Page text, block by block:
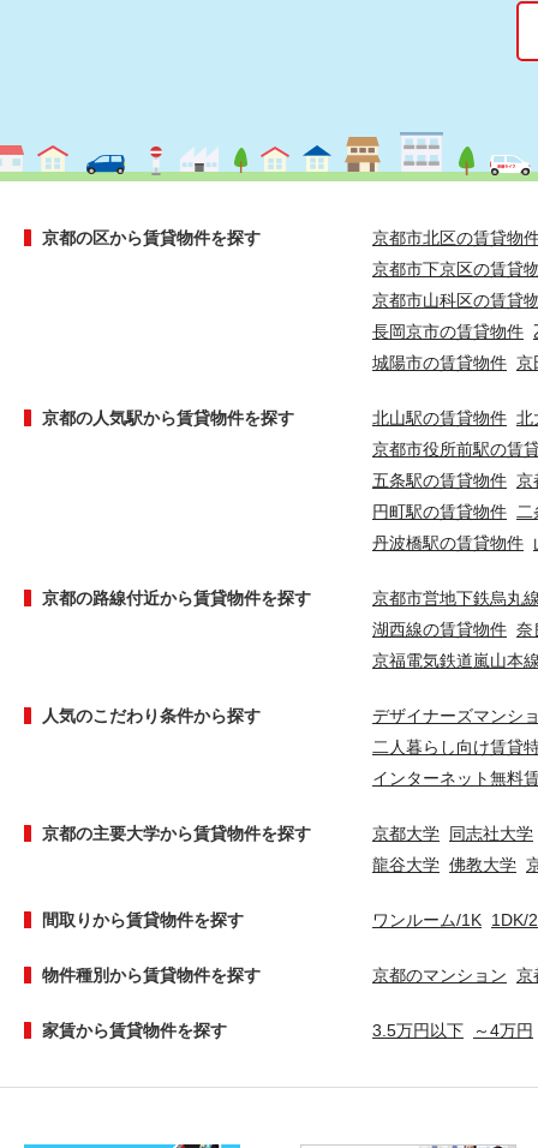
京都の区から賃貸物件を探す
京都市北区の賃貸物
京都市下京区の賃貸
京都市山科区の賃貸
長岡京市の賃貸物件
城陽市の賃貸物件 京
京都の人気駅から賃貸物件を探す 北山駅の賃貸物件 北
京都市役所前駅の賃
五条駅の賃貸物件 京
円町駅の賃貸物件
丹波橋駅の賃貸物件
京都の路線付近から賃貸物件を探す
京都市営地下鉄烏丸
湖西線の賃貸物件 奈
京福電気鉄道嵐山本
人気のこだわり条件から探す
デザイナーズマンシ
二人暮らし向け賃貸
インターネット無料
京都の主要大学から賃貸物件を探す 京都大学 同志社大学
龍谷大学 佛教大学
間取りから賃貸物件を探す ワンルーム/1K 1DK/
物件種別から賃貸物件を探す 京都のマンション 京
家賃から賃貸物件を探す 3.5万円以下 ～4万円